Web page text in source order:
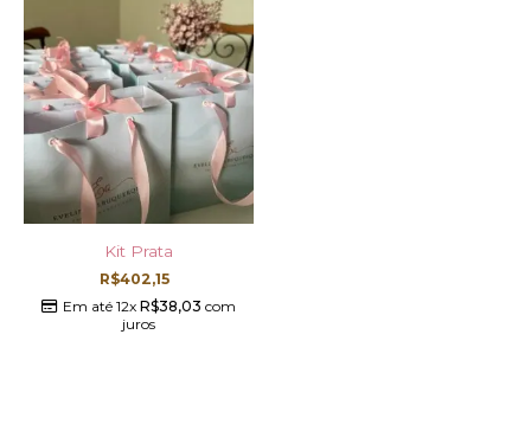
Kit Prata
R$402,15
Em até 12x R$38,03 com
juros